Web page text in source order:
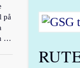
på
…